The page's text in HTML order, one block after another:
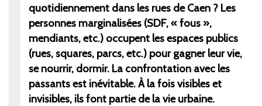
quotidiennement dans les rues de Caen ? Les
personnes marginalisées (SDF, « fous »,
mendiants, etc.) occupent les espaces publics
(rues, squares, parcs, etc.) pour gagner leur vie,
se nourrir, dormir. La confrontation avec les
passants est inévitable. À la fois visibles et
invisibles, ils font partie de la vie urbaine.